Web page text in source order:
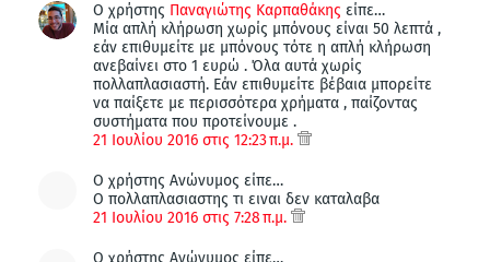
Ο χρήστης Παναγιώτης Καρπαθάκης είπε…
Μία απλή κλήρωση χωρίς μπόνους είναι 50 λεπτά ,
εάν επιθυμείτε με μπόνους τότε η απλή κλήρωση
ανεβαίνει στο 1 ευρώ . Όλα αυτά χωρίς
πολλαπλασιαστή. Εάν επιθυμείτε βέβαια μπορείτε
να παίξετε με περισσότερα χρήματα , παίζοντας
συστήματα που προτείνουμε .
21 Ιουλίου 2016 στις 12:23 π.μ.
Ο χρήστης Ανώνυμος είπε…
Ο πολλαπλασιαστης τι ειναι δεν καταλαβα
21 Ιουλίου 2016 στις 7:28 π.μ.